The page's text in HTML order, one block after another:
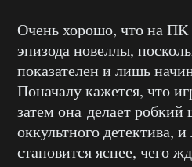
Очень хорошо, что на ПК
эпизода новеллы,
показателен и лишь
Поначалу кажется, что
затем она делает робкий
оккультного детектива,
становится яснее, чего